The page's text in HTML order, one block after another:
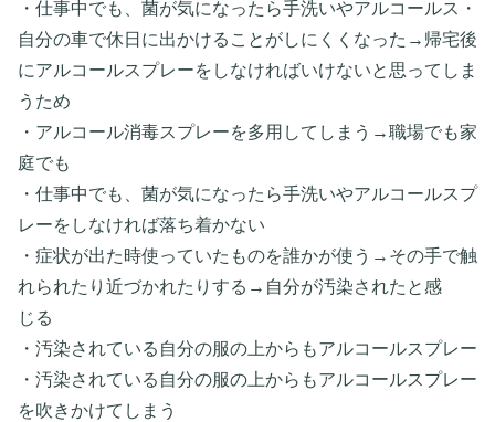
・仕事中でも、菌が気になったら手洗いやアルコールス・
自分の車で休日に出かけることがしにくくなった→帰宅後
にアルコールスプレーをしなければいけないと思ってしま
うため
・アルコール消毒スプレーを多用してしまう→職場でも家
庭でも
・仕事中でも、菌が気になったら手洗いやアルコールスプ
レーをしなければ落ち着かない
・症状が出た時使っていたものを誰かが使う→その手で触
れられたり近づかれたりする→自分が汚染されたと感
じる
・汚染されている自分の服の上からもアルコールスプレー
・汚染されている自分の服の上からもアルコールスプレー
を吹きかけてしまう